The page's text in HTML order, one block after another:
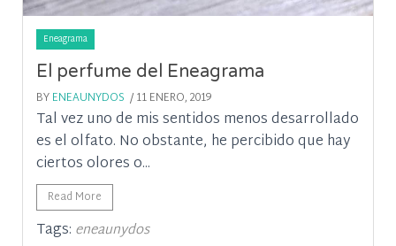
Eneagrama
El perfume del Eneagrama
BYENEAUNYDOS / 11 ENERO, 2019
Tal vez uno de mis sentidos menos desarrollado
es el olfato. No obstante, he percibido que hay
ciertos olores o...
Read More
Tags: eneaunydos